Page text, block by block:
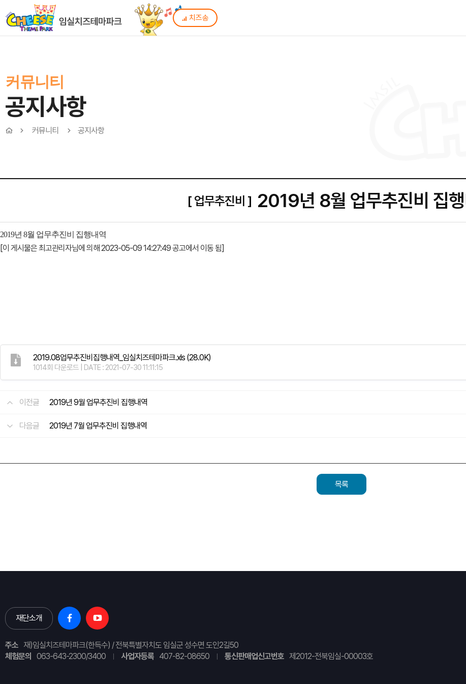
치즈송
커뮤니티
공지사항
커뮤니티 공지사항
[ 업무추진비 ] 2019년 8월 업무추진비 집
2019년 8월 업무추진비 집행내역
[이 게시물은 최고관리자님에 의해 2023-05-09 14:27:49 공고에서 이동 됨]
2019.08업무추진비집행내역_임실치즈테마파크.xls (28.0K)
1014회 다운로드 | DATE : 2021-07-30 11:11:15
이전글 2019년 9월 업무추진비 집행내역
다음글 2019년 7월 업무추진비 집행내역
목록
재단소개
주소 재)임실치즈테마파크(한득수) / 전북특별자치도 임실군 성수면 도인2길50
체험문의
063-643-2300/3400 사업자등록 407-82-08650 통신판매업신고번호 제2012-전북임실-00003호